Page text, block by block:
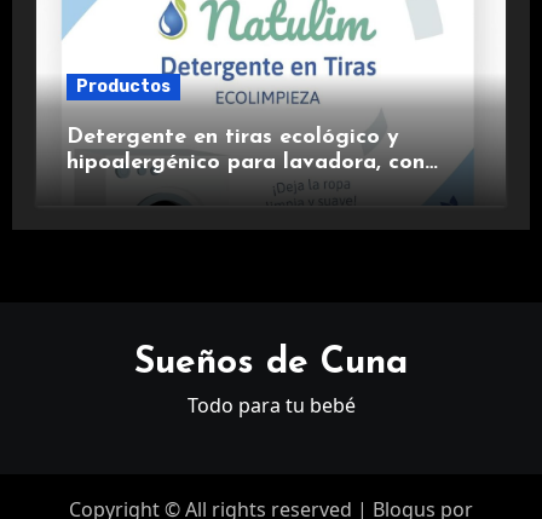
Productos
Detergente en tiras ecológico y
hipoalergénico para lavadora, con
suavizante incluido y fragancia de
lavanda.
Sueños de Cuna
Todo para tu bebé
Copyright © All rights reserved | Blogus por